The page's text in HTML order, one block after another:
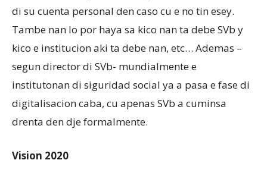
di su cuenta personal den caso cu e no tin esey.
Tambe nan lo por haya sa kico nan ta debe SVb y
kico e institucion aki ta debe nan, etc… Ademas –
segun director di SVb- mundialmente e
institutonan di siguridad social ya a pasa e fase di
digitalisacion caba, cu apenas SVb a cuminsa
drenta den dje formalmente.
Vision 2020